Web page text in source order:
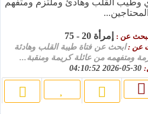
عن : إمرأة 20 - 75
عن :ابحث عن فتاة طيبة القلب وهادئة
ومتفهمه من عائلة كريمة ومنقبة...